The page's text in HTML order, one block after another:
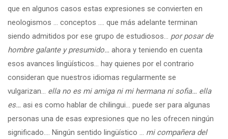
que en algunos casos estas expresiones se convierten en
neologismos … conceptos …. que más adelante terminan
siendo admitidos por ese grupo de estudiosos… por posar de
hombre galante y presumido… ahora y teniendo en cuenta
esos avances lingüísticos… hay quienes por el contrario
consideran que nuestros idiomas regularmente se
vulgarizan… ella no es mi amiga ni mi hermana ni sofia… ella
es… asi es como hablar de chilingui… puede ser para algunas
personas una de esas expresiones que no les ofrecen ningún
significado…. Ningún sentido lingüístico … mi compañera del